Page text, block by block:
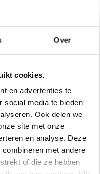
Over
cookies.
en advertenties te
social media te bieden
Ook delen we
site met onze
en analyse. Deze
met andere
of die ze hebben
moeder
Daar is ze heel
is apetrots op haar